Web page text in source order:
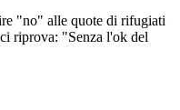
"no" alle quote di rifugiati
riprova: "Senza l'ok del